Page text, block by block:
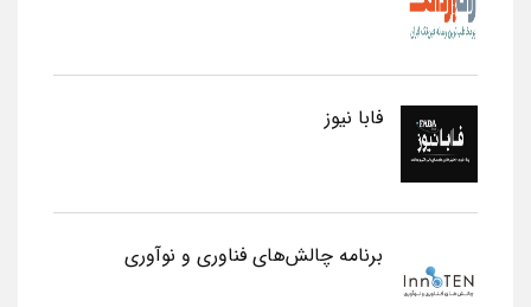
فابا نیوز
برنامه چالش‌های فناوری و نوآوری